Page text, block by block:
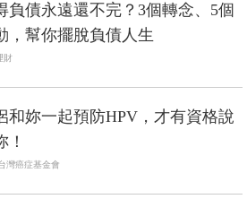
負債永遠還不完？3個轉念、5個
，幫你擺脫負債人生
財
和妳一起預防HPV，才有資格說
！
灣癌症基金會